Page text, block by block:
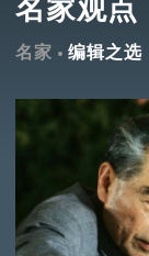
名家观点
名家 编辑之选